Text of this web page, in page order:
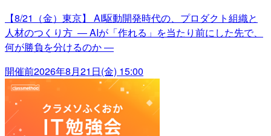
【8/21（金）東京】 AI駆動開発時代の、プロダクト組織と
人材のつくり方 ― AIが「作れる」を当たり前にした先で、
何が勝負を分けるのか ―
開催前2026年8月21日(金) 15:00